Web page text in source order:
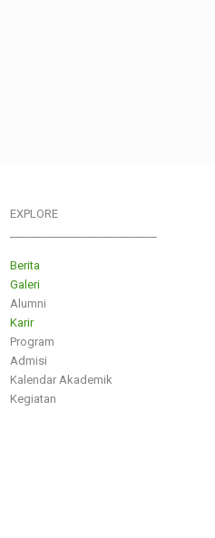
EXPLORE
Berita
Galeri
Alumni
Karir
Program
Admisi
Kalendar Akademik
Kegiatan